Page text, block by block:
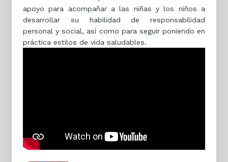
apoyo para acompañar a las niñas y los niños a
desarrollar su habilidad de responsabilidad
personal y social, así como para seguir poniendo en
práctica estilos de vida saludables.